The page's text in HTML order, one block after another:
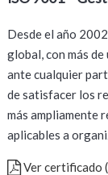
Desde el año
global, con más
ante cualquier
de satisfacer los
más ampliamente
aplicables a
Ver certificado